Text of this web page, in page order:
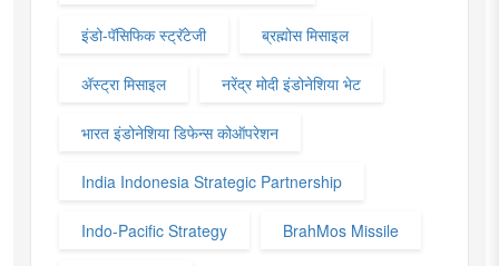
इंडो-पॅसिफिक स्ट्रॅटेजी ब्रह्मोस मिसाइल
ॲस्ट्रा मिसाइल नरेंद्र मोदी इंडोनेशिया भेट
भारत इंडोनेशिया डिफेन्स कोऑपरेशन
India Indonesia Strategic Partnership
Indo-Pacific Strategy BrahMos Missile